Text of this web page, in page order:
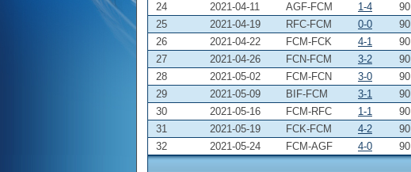
24
2021-04-11 AGF-FCM 1-4
90
25
2021-04-19 RFC-FCM 0-0
90
26
2021-04-22 FCM-FCK 4-1
90
27
2021-04-26 FCN-FCM 3-2 90
28
2021-05-02 FCM-FCN 3-0
90
29
2021-05-09 BIF-FCM 3-1
90
30
2021-05-16 FCM-RFC 1-1
90
31
2021-05-19 FCK-FCM 4-2
90
32
2021-05-24 FCM-AGF 4-0 90